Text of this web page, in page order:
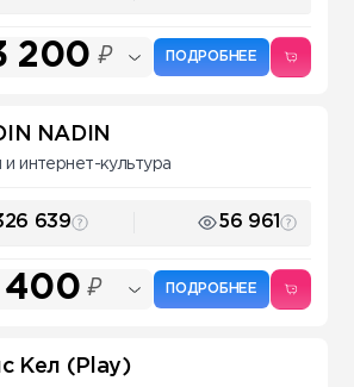
200 ₽ ПОДРОБНЕЕ
NADIN
интернет-культура
639 56 961
400 ₽ ПОДРОБНЕЕ
Кел (Play)